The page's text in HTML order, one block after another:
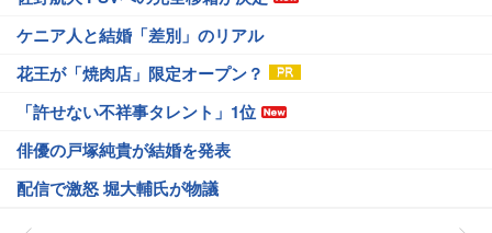
ケニア人と結婚「差別」のリアル
花王が「焼肉店」限定オープン？
「許せない不祥事タレント」1位
俳優の戸塚純貴が結婚を発表
配信で激怒 堀大輔氏が物議